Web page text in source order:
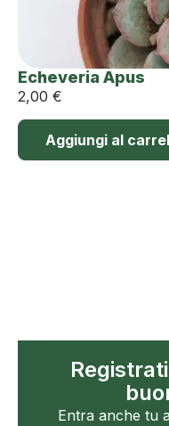
Echeveria Apus
2,00 €
Aggiungi al
Entra anche tu